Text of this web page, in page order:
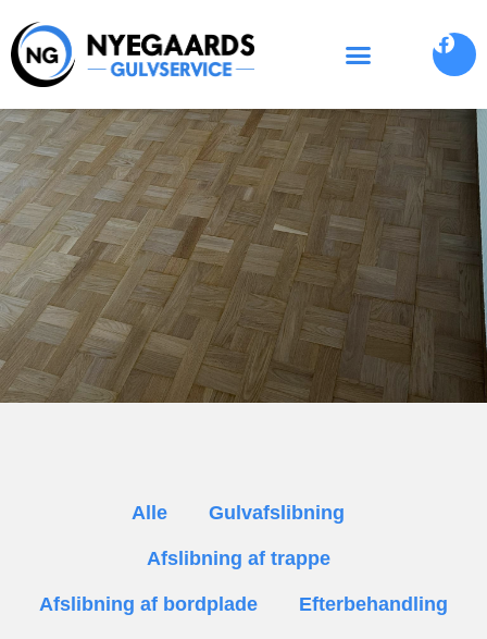
Alle Gulvafslibning
Afslibning af trappe
Afslibning af bordplade Efterbehandling